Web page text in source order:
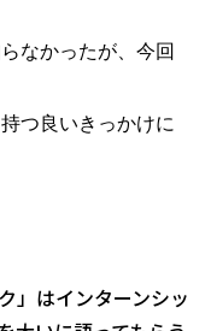
なかったが、今回
つ良いきっかけに
」はインターンシッ